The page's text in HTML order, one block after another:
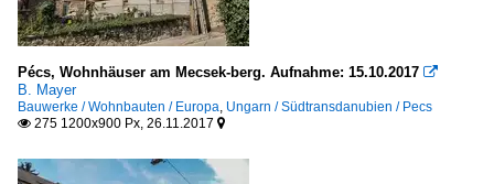
Pécs, Wohnhäuser am Mecsek-berg. Aufnahme: 15.10.2017 
B. Mayer
Bauwerke / Wohnbauten / Europa, Ungarn / Südtransdanubien / Pecs
 275 1200x900 Px, 26.11.2017 